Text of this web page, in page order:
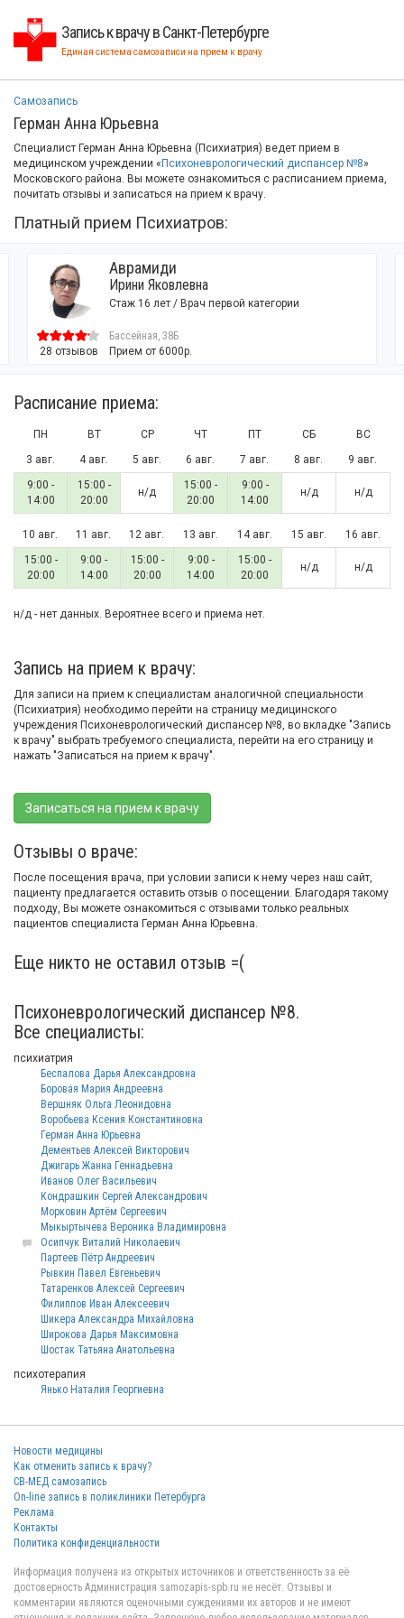
Запись к врачу в Санкт-Петербурге
Единая система самозаписи на прием к врачу
Самозапись
Герман Анна Юрьевна
Специалист Герман Анна Юрьевна (Психиатрия) ведет прием в
медицинском учреждении « Психоневрологический диспансер №8»
Московского района. Вы можете ознакомиться с расписанием приема,
почитать отзывы и записаться на прием к врачу.
Платный прием Психиатров:
28 отзывов
Аврамиди
Ирини Яковлевна
Стаж 16 лет / Врач первой категории
Бассейная, 38Б
Прием от 6000р.
Расписание приема:
ПН ВТ СР ЧТ ПТ СБ
ВС
3 авг.
4 авг. 5 авг. 6 авг. 7 авг. 8 авг.
9 авг.
9:00 -
14:00
15:00 -
20:00
н/д
15:00 -
20:00
9:00 -
14:00
н/д н/д
10 авг. 11 авг. 12 авг. 13 авг. 14 авг. 15 авг.
16 авг.
15:00 -
20:00
9:00 -
14:00
15:00 -
20:00
9:00 -
14:00
15:00 -
20:00
н/д н/д
н/д - нет данных. Вероятнее всего и приема нет.
Запись на прием к врачу:
Для записи на прием к специалистам аналогичной специальности
(Психиатрия) необходимо перейти на страницу медицинского
учреждения Психоневрологический диспансер №8, во вкладке "Запись
к врачу" выбрать требуемого специалиста, перейти на его страницу и
нажать "Записаться на прием к врачу".
Записаться на прием к врачу
Отзывы о враче:
После посещения врача, при условии записи к нему через наш сайт,
пациенту предлагается оставить отзыв о посещении. Благодаря такому
подходу, Вы можете ознакомиться с отзывами только реальных
пациентов специалиста Герман Анна Юрьевна.
Еще никто не оставил отзыв =(
Психоневрологический диспансер №8.
Все специалисты:
психиатрия
Беспалова Дарья Александровна
Боровая Мария Андреевна
Вершняк Ольга Леонидовна
Воробьева Ксения Константиновна
Герман Анна Юрьевна
Дементьев Алексей Викторович
Джигарь Жанна Геннадьевна
Иванов Олег Васильевич
Кондрашкин Сергей Александрович
Морковин Артëм Сергеевич
Мыкыртычева Вероника Владимировна
Осипчук Виталий Николаевич
Партеев Пётр Андреевич
Рывкин Павел Евгеньевич
Татаренков Алексей Сергеевич
Филиппов Иван Алексеевич
Шикера Александра Михайловна
Широкова Дарья Максимовна
Шостак Татьяна Анатольевна
психотерапия
Янько Наталия Георгиевна
Новости медицины
Как отменить запись к врачу?
СВ-МЕД самозапись
On-line запись в поликлиники Петербурга
Реклама
Контакты
Политика конфиденциальности
Информация получена из открытых источников и ответственность за её
достоверность Администрация samozapis-spb.ru не несёт. Отзывы и
комментарии являются оценочными суждениями их авторов и не имеют